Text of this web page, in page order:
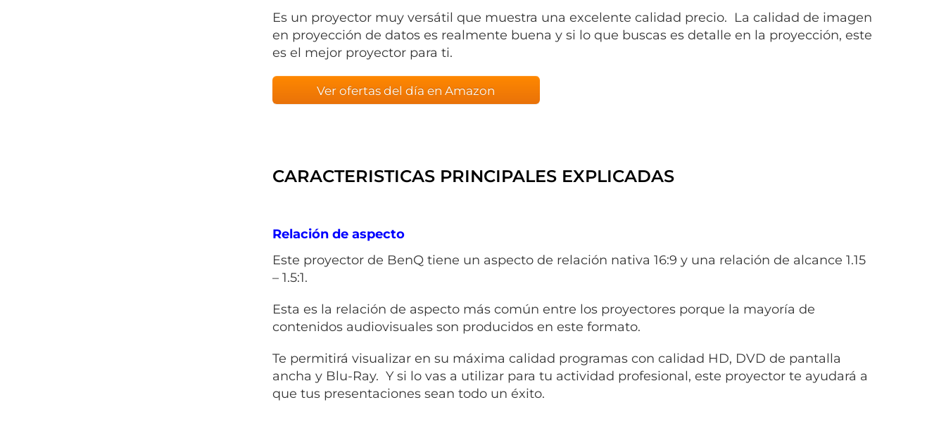
Es un proyector muy versátil que muestra una excelente calidad precio. La calidad de imagen
en proyección de datos es realmente buena y si lo que buscas es detalle en la proyección, este
es el mejor proyector para ti.
Ver ofertas del día en Amazon
CARACTERISTICAS PRINCIPALES EXPLICADAS
Relación de aspecto
Este proyector de BenQ tiene un aspecto de relación nativa 16:9 y una relación de alcance 1.15
– 1.5:1.
Esta es la relación de aspecto más común entre los proyectores porque la mayoría de
contenidos audiovisuales son producidos en este formato.
Te permitirá visualizar en su máxima calidad programas con calidad HD, DVD de pantalla
ancha y Blu-Ray. Y si lo vas a utilizar para tu actividad profesional, este proyector te ayudará a
que tus presentaciones sean todo un éxito.